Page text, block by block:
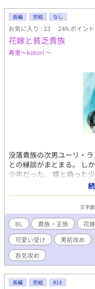
かめちゃんに書いていた
ーの後で……』コンテスト
す。
長編 完結 なし
お気に入り : 33 24h.ポイン
花嫁と貧乏貴族
寿里～kotori ～
没落貴族の次男ユーリ・
との縁談がまとまる。 し
少年だった。 姫と偽った
て形式上夫婦となるが……
嫁少年の結婚生活！
文字
BL 貴族・王族 花嫁
可愛い受け
男前攻め
呑気攻め
長編 完結 R18